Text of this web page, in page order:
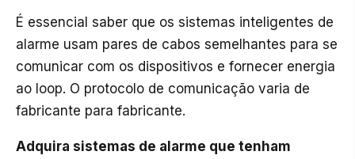
É essencial saber que os sistemas inteligentes de
alarme usam pares de cabos semelhantes para se
comunicar com os dispositivos e fornecer energia
ao loop. O protocolo de comunicação varia de
fabricante para fabricante.
Adquira sistemas de alarme que tenham